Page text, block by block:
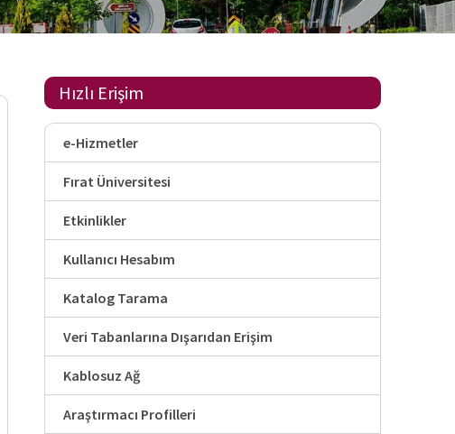
Hızlı Erişim
e-Hizmetler
Fırat Üniversitesi
Etkinlikler
Kullanıcı Hesabım
Katalog Tarama
Veri Tabanlarına Dışarıdan Erişim
Kablosuz Ağ
Araştırmacı Profilleri